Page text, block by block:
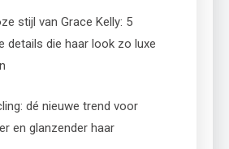
stijl van Grace Kelly: 5
details die haar look zo luxe
dé nieuwe trend voor
en glanzender haar